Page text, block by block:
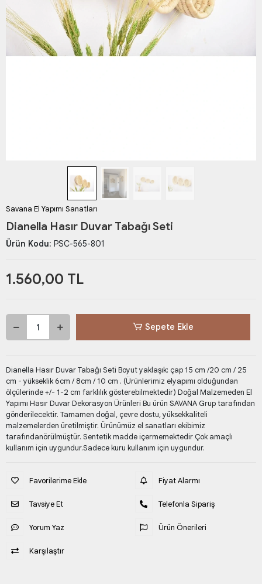
Savana El Yapımı Sanatları
Dianella Hasır Duvar Tabağı Seti
Ürün Kodu: PSC-565-801
1.560,00 TL
Sepete Ekle
Dianella Hasır Duvar Tabağı Seti Boyut yaklaşık: çap 15 cm /20 cm / 25
cm - yükseklik 6cm / 8cm / 10 cm . (Ürünlerimiz elyapımı olduğundan
ölçülerinde +/- 1-2 cm farklılık gösterebilmektedir) Doğal Malzemeden El
Yapımı Hasır Duvar Dekorasyon Ürünleri Bu ürün SAVANA Grup tarafından
gönderilecektir. Tamamen doğal, çevre dostu, yüksekkaliteli
malzemelerden üretilmiştir. Ürünümüz el sanatları ekibimiz
tarafındanörülmüştür. Sentetik madde içermemektedir Çok amaçlı
kullanım için uygundur.Sadece kuru kullanım için uygundur.
Favorilerime Ekle
Tavsiye Et
Yorum Yaz
Karşılaştır
Fiyat Alarmı
Telefonla Sipariş
Ürün Önerileri